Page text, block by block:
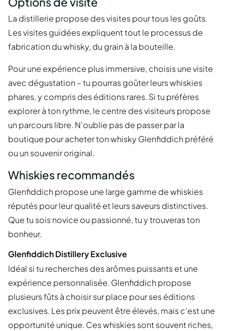
La distillerie propose des visites pour tous les goûts.
Les visites guidées expliquent tout le processus de
fabrication du whisky, du grain à la bouteille.
Pour une expérience plus immersive, choisis une visite
avec dégustation – tu pourras goûter leurs whiskies
phares, y compris des éditions rares. Si tu préfères
explorer à ton rythme, le centre des visiteurs propose
un parcours libre. N’oublie pas de passer par la
boutique pour acheter ton whisky Glenfiddich préféré
ou un souvenir original.
Whiskies recommandés
Glenfiddich propose une large gamme de whiskies
réputés pour leur qualité et leurs saveurs distinctives.
Que tu sois novice ou passionné, tu y trouveras ton
bonheur.
Glenfiddich Distillery Exclusive
Idéal si tu recherches des arômes puissants et une
expérience personnalisée. Glenfiddich propose
plusieurs fûts à choisir sur place pour ses éditions
exclusives. Les prix peuvent être élevés, mais c’est une
opportunité unique. Ces whiskies sont souvent riches,